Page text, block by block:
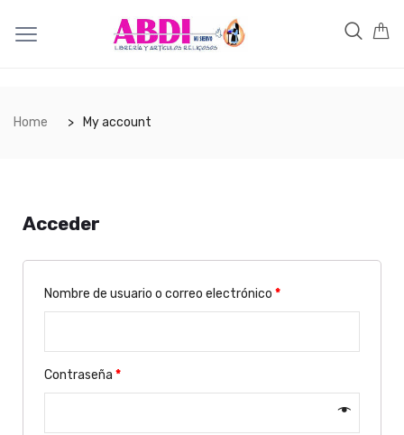
Home My account
Acceder
Nombre de usuario o correo electrónico *
Contraseña *